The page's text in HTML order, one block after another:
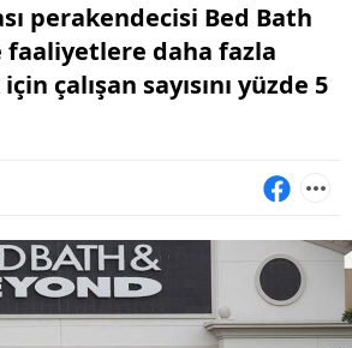
perakendecisi Bed Bath
faaliyetlere daha fazla
çalışan sayısını yüzde 5